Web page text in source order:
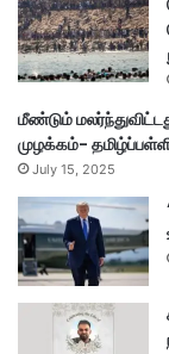
மீண்டும்
முழக்கம்-
July 15, 2025